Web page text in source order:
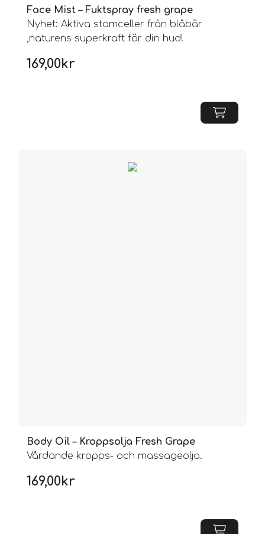
Face Mist – Fuktspray fresh grape
Nyhet: Aktiva stamceller från blåbär
,naturens superkraft för din hud!
169,00kr
Body Oil – Kroppsolja Fresh Grape
Vårdande kropps- och massageolja.
169,00kr